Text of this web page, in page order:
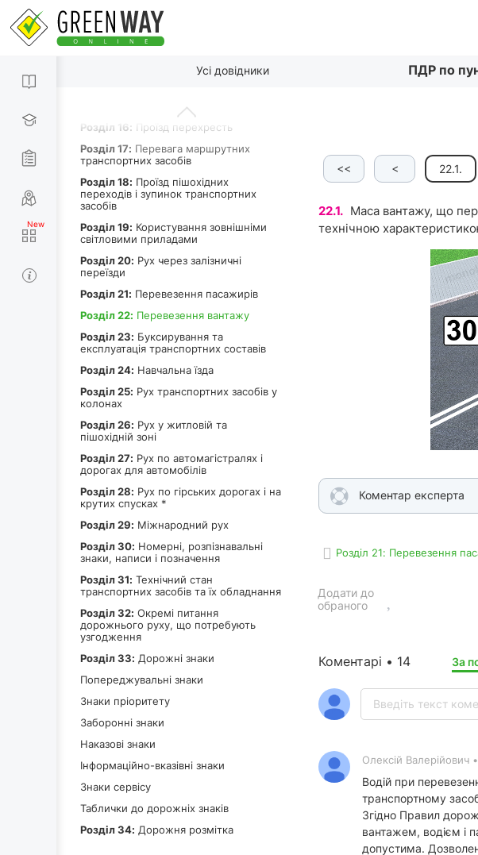
Усі довідники ПДР по
засобів на дорозі
Роздiл 12:Швидкість руху
Роздiл 13:Дистанція, інтервал,
Зупинка і стоянка
Роздiл 16: Проїзд перехресть
Роздiл 17: Перевага маршрутних
транспортних засобів
Роздiл 18: Проїзд пішохідних
переходів і зупинок транспортних
засобів
Роздiл 19: Користування зовнішніми
світловими приладами
Роздiл 20: Рух через залізничні
переїзди
Роздiл 21: Перевезення пасажирів
Роздiл 22: Перевезення вантажу
Роздiл 23: Буксирування та
експлуатація транспортних составів
Роздiл 24: Навчальна їзда
Роздiл 25: Рух транспортних засобів у
колонах
Роздiл 26: Рух у житловій та
пішохідній зоні
Роздiл 27: Рух по автомагістралях і
дорогах для автомобілів
Роздiл 28: Рух по гірських дорогах і на
крутих спусках *
Роздiл 29: Міжнародний рух
Роздiл 30: Номерні, розпізнавальні
знаки, написи і позначення
Роздiл 31: Технічний стан
транспортних засобів та їх обладнання
Роздiл 32: Окремі питання
дорожнього руху, що потребують
узгодження
Роздiл 33: Дорожні знаки
Попереджувальні знаки
Знаки пріоритету
Заборонні знаки
Наказові знаки
Інформаційно-вказівні знаки
Знаки сервісу
Таблички до дорожніх знаків
Роздiл 34: Дорожня розмітка
<< < 22.1.
22.1. Маса вантажу, що
технічною
Коментар експерта
Роздiл 21: Перевезення
Додати до
обраного
Коментарі • 14 За
Олексій Валерійович •
Водій при
транспортному
Згідно Правил
вантажем, водієм і
допустима.